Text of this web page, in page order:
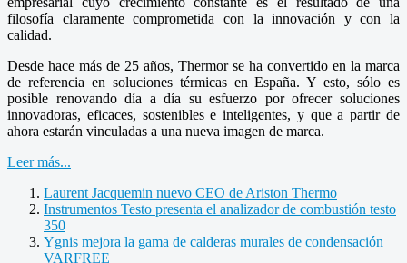
filosofía claramente comprometida con la innovación y con la
calidad.
Desde hace más de 25 años, Thermor se ha convertido en la marca
de referencia en soluciones térmicas en España. Y esto, sólo es
posible renovando día a día su esfuerzo por ofrecer soluciones
innovadoras, eficaces, sostenibles e inteligentes, y que a partir de
ahora estarán vinculadas a una nueva imagen de marca.
Leer más...
Laurent Jacquemin nuevo CEO de Ariston Thermo
Instrumentos Testo presenta el analizador de combustión testo
350
Ygnis mejora la gama de calderas murales de condensación
VARFREE